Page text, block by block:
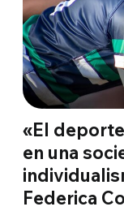
«El
en una
Federica